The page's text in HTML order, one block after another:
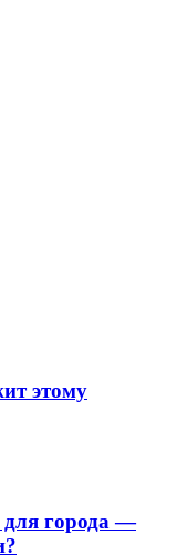
этому
для города —